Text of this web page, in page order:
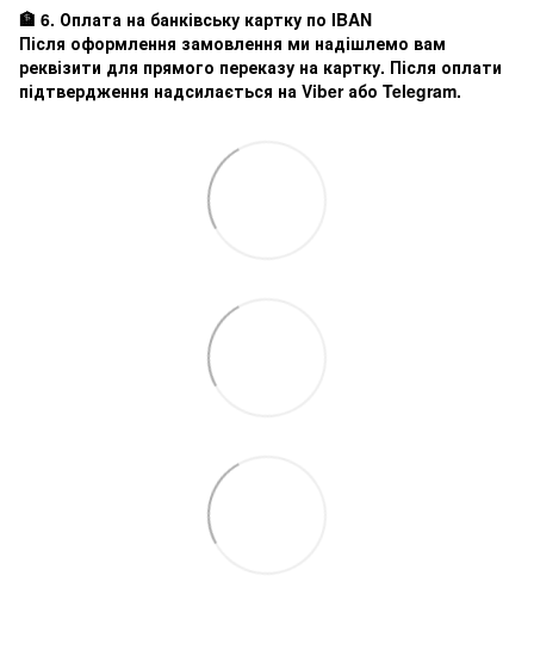
🏦 6. Оплата на банківську картку по IBAN
Після оформлення замовлення ми надішлемо вам
реквізити для прямого переказу на картку. Після оплати
підтвердження надсилається на Viber або Telegram.